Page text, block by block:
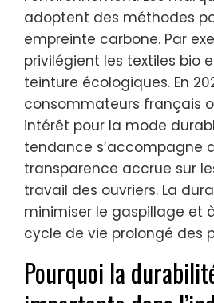
adoptent des méthodes
empreinte carbone. Par
privilégient les textiles bio
teinture écologiques. En
consommateurs français
intérêt pour la mode
tendance s’accompagne
transparence accrue sur
travail des ouvriers. La
minimiser le gaspillage et
cycle de vie prolongé des
Pourquoi la